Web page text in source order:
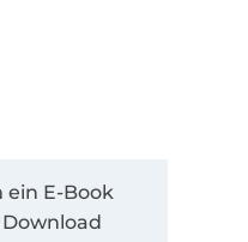
ein E-Book